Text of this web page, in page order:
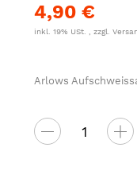
4,90 €
inkl. 19% USt. , zzgl.
Arlows